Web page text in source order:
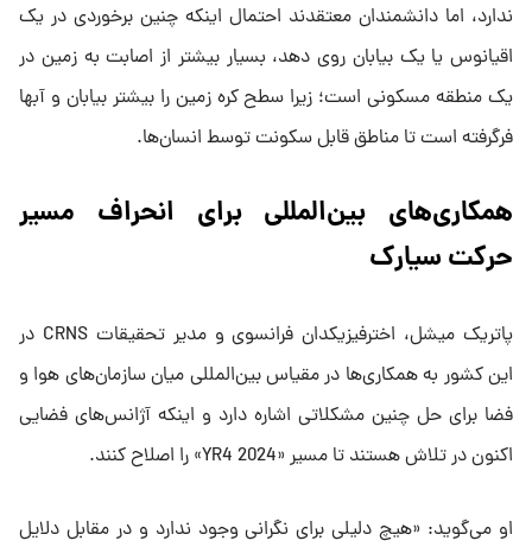
ندارد، اما دانشمندان معتقدند احتمال اینکه چنین برخوردی در یک
اقیانوس یا یک بیابان روی دهد، بسیار بیشتر از اصابت به زمین در
یک منطقه مسکونی است؛ زیرا سطح کره زمین را بیشتر بیابان و آبها
فرگرفته است تا مناطق قابل سکونت توسط انسان‌ها.
همکاری‌های بین‌المللی برای انحراف مسیر
حرکت سیارک
پاتریک میشل، اخترفیزیکدان فرانسوی و مدیر تحقیقات CRNS در
این کشور به همکاری‌ها در مقیاس بین‌المللی میان سازمان‌های هوا و
فضا برای حل چنین مشکلاتی اشاره دارد و اینکه آژانس‌های فضایی
اکنون در تلاش هستند تا مسیر «2024 YR4» را اصلاح کنند.
او می‌گوید: «هیچ دلیلی برای نگرانی وجود ندارد و در مقابل دلایل